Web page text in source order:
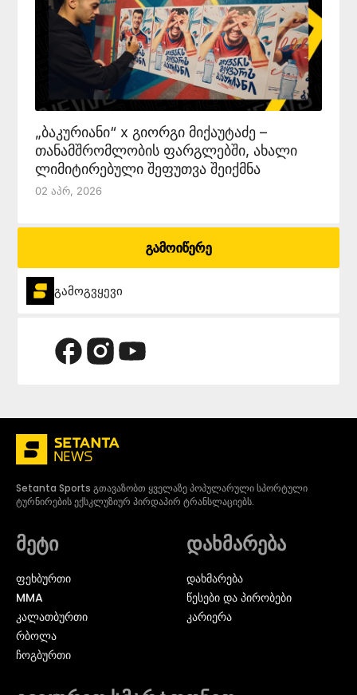
„ბაკურიანი“ x გიორგი მიქაუტაძე –
თანამშრომლობის ფარგლებში, ახალი
ლიმიტირებული შეფუთვა შეიქმნა
02 Აპრ, 2026
გამოიწერე
გამოგვყევი
Setanta Sports გთავაზობთ ყველაზე პოპულარული სპორტული
ტურნირების ექსკლუზიურ პირდაპირ ტრანსლაციებს.
მეტი
ᲤᲔᲮᲑᲣᲠᲗᲘ
MMA
ᲙᲐᲚᲐᲗᲑᲣᲠᲗᲘ
ᲠᲑᲝᲚᲐ
ᲩᲝᲒᲑᲣᲠᲗᲘ
დახმარება
დახმარება
წესები და პირობები
კარიერა